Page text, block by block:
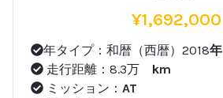
¥1,692,000
年タイプ：和暦（西暦）2018年
走行距離：8.3万 km
ミッション： AT